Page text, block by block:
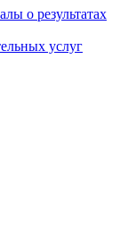
о результатах
услуг